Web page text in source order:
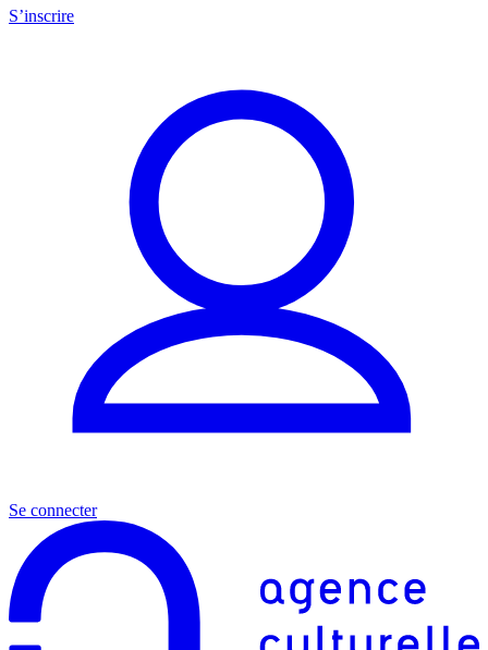
S’inscrire
Se connecter